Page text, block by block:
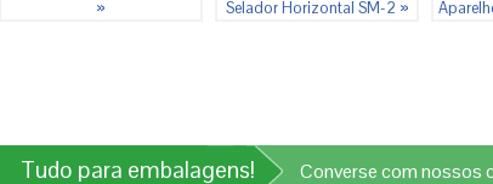
»
Selador Horizontal SM-2 »
Tudo para embalagens! Converse com nossos